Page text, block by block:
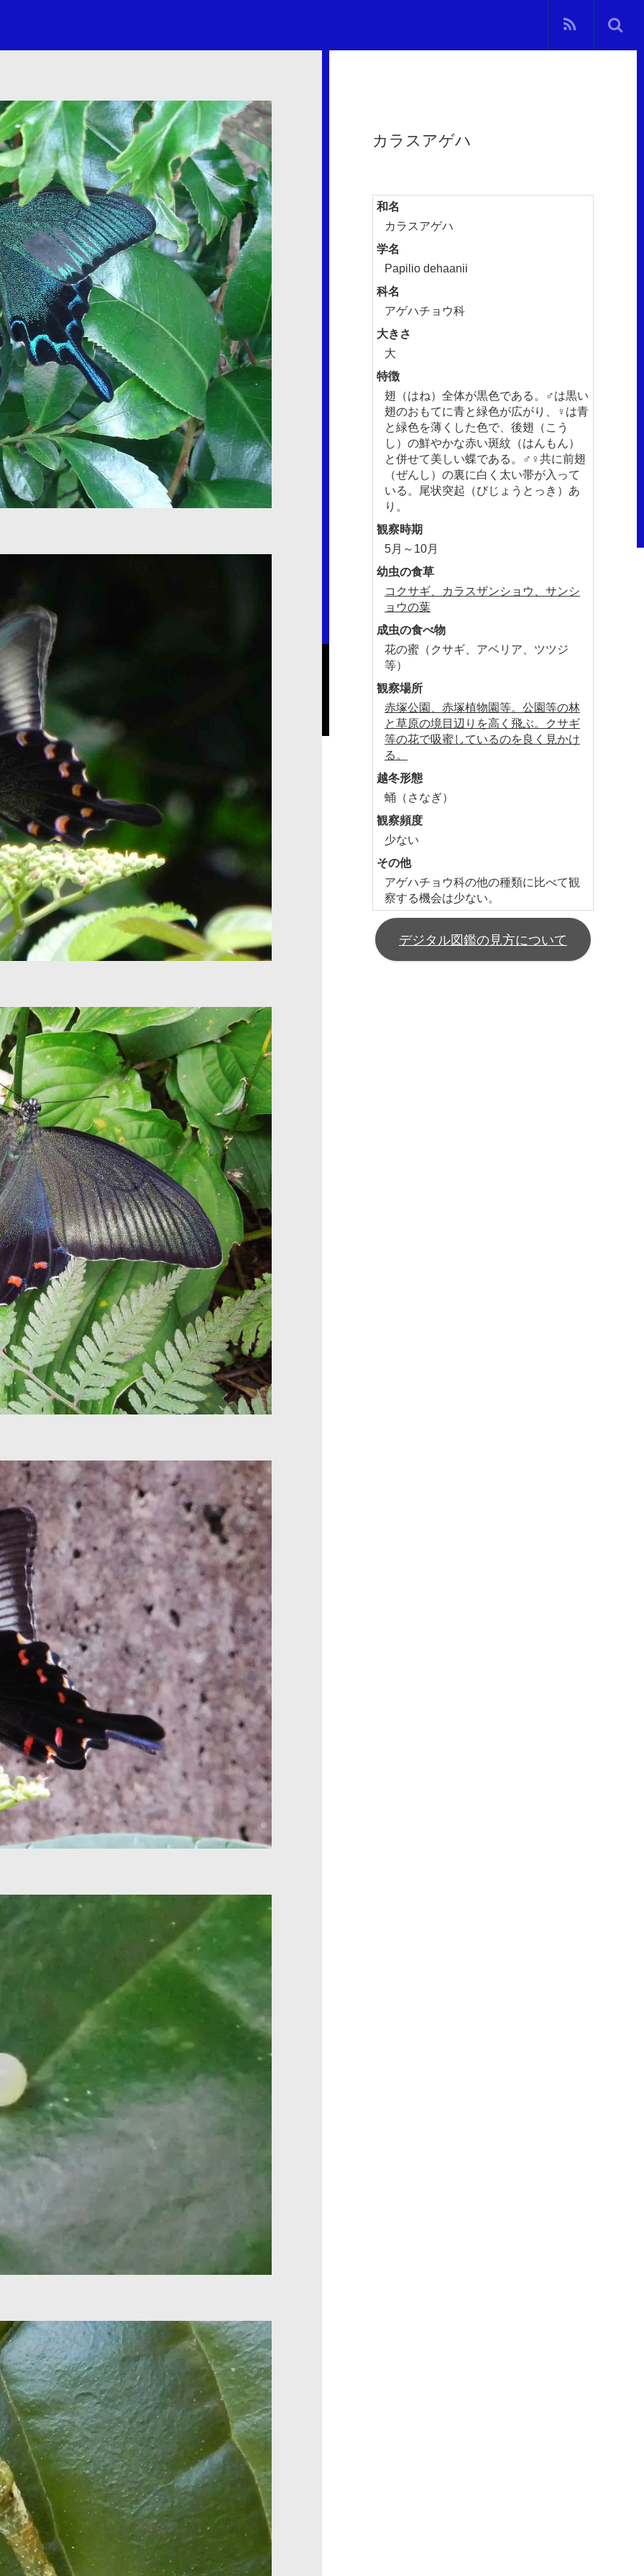
カラスアゲハ
和名
カラスアゲハ
学名
Papilio dehaanii
科名
アゲハチョウ科
大きさ
大
特徴
翅（はね）全体が黒色である。♂は黒い
翅のおもてに青と緑色が広がり、♀は青
と緑色を薄くした色で、後翅（こう
し）の鮮やかな赤い斑紋（はんもん）
と併せて美しい蝶である。♂♀共に前翅
（ぜんし）の裏に白く太い帯が入って
いる。尾状突起（びじょうとっき）あ
り。
観察時期
5月～10月
幼虫の食草
コクサギ、カラスザンショウ、サンシ
ョウの葉
成虫の食べ物
花の蜜（クサギ、アベリア、ツツジ
等）
観察場所
赤塚公園、赤塚植物園等。公園等の林
と草原の境目辺りを高く飛ぶ。クサギ
等の花で吸蜜しているのを良く見かけ
る。
越冬形態
蛹（さなぎ）
観察頻度
少ない
その他
アゲハチョウ科の他の種類に比べて観
察する機会は少ない。
デジタル図鑑の見方について